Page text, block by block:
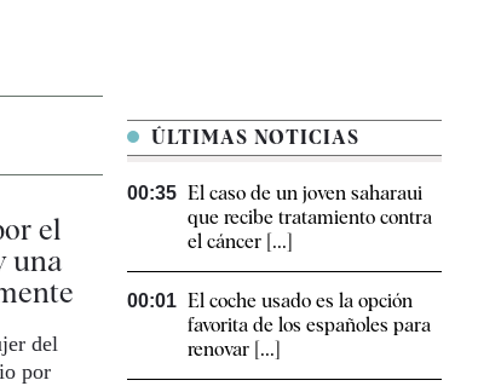
el
una
del
por
ÚLTIMAS NOTICIAS
00:35 El caso de un joven saharaui
que recibe tratamiento contra
el cáncer [...]
00:01 El coche usado es la opción
favorita de los españoles para
renovar [...]